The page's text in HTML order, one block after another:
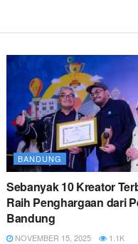
BANDUNG
Sebanyak 10 Kreator
Raih Penghargaan dari
Bandung
NOVEMBER 15, 2025 1.1K